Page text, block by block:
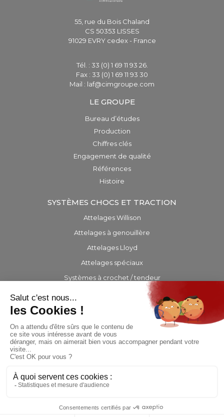
55, rue du Bois Chaland
CS 50353 LISSES
91029 EVRY cedex - France
Tél. : 33 (0) 1 69 11 93 26.
Fax : 33 (0) 1 69 11 93 30
Mail : laf@cimgroupe.com
LE GROUPE
Bureau d’études
Production
Chiffres clés
Engagement de qualité
Références
Histoire
SYSTÈMES CHOCS ET TRACTION
Attelages Willison
Attelages à genouillère
Attelages Lloyd
Attelages spéciaux
Systèmes à crochet / tendeur
EQUIPEMENTS
PRÉSENCE INTERNATIONALE
CONTACT
Promatec Digital